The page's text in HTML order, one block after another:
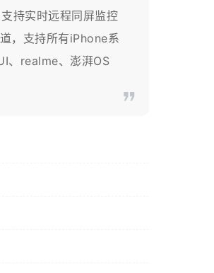
持实时远程同屏监控
，支持所有iPhone系
、realme、澎湃OS